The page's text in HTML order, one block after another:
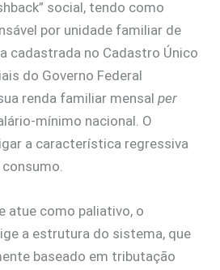
social, tendo como
por unidade familiar de
cadastrada no Cadastro Único
do Governo Federal
renda familiar mensal per
mínimo nacional. O
a característica regressiva
atue como paliativo, o
a estrutura do sistema, que
baseado em tributação